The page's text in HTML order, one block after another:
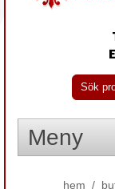
Meny
hem /